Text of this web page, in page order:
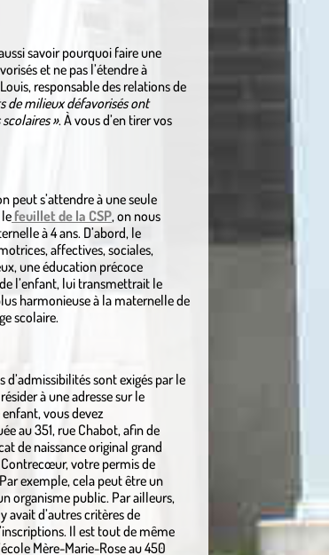
savoir pourquoi faire une
et ne pas l’étendre à
responsable des relations de
de milieux défavorisés ont
». À vous d’en tirer vos
peut s’attendre à une seule
feuillet de la CSP, on nous
à 4 ans. D’abord, le
affectives, sociales,
une éducation précoce
l’enfant, lui transmettrait le
harmonieuse à la maternelle de
scolaire.
sont exigés par le
à une adresse sur le
vous devez
au 351, rue Chabot, afin de
de naissance original grand
Contrecœur, votre permis de
exemple, cela peut être un
organisme public. Par ailleurs,
avait d’autres critères de
Il est tout de même
Mère-Marie-Rose au 450